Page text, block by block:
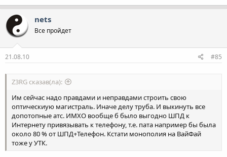
nets
Все пройдет
21.08.10 #85
Z3RG сказав(ла):
Им сейчас надо правдами и неправдами строить свою
оптическиую магистраль. Иначе делу труба. И выкинуть все
допотопные атс. ИМХО вообще б было выгодно ШПД к
Интернету привязывать к телефону, т.е. пата например бы была
около 80 % от ШПД+Телефон. Кстати монополия на ВайФай
тоже у УТК.